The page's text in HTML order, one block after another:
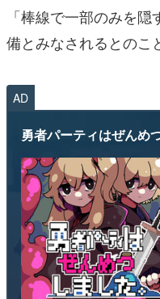
「棒線で一部のみを
備とみなされるとのこ
AD
勇者パーティはぜんめ